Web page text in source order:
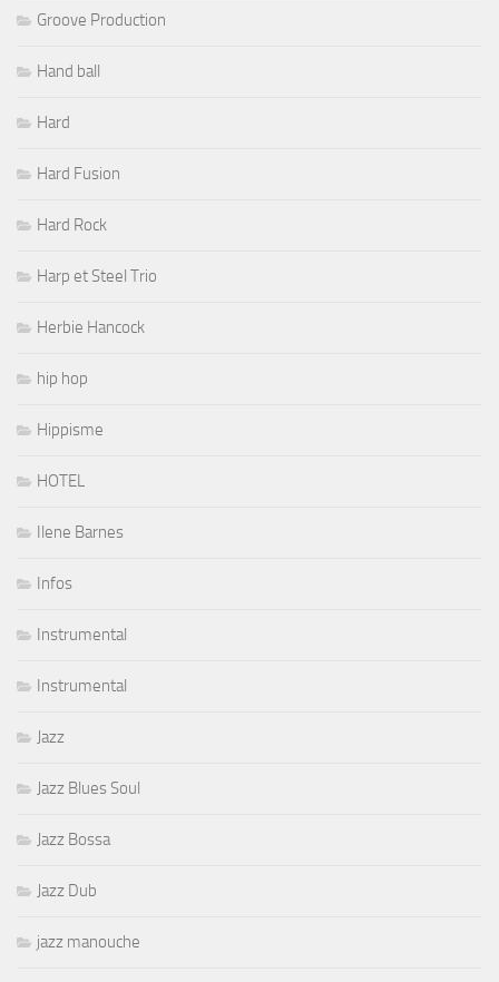
Groove Production
Hand ball
Hard
Hard Fusion
Hard Rock
Harp et Steel Trio
Herbie Hancock
hip hop
Hippisme
HOTEL
Ilene Barnes
Infos
Instrumental
Instrumental
Jazz
Jazz Blues Soul
Jazz Bossa
Jazz Dub
jazz manouche